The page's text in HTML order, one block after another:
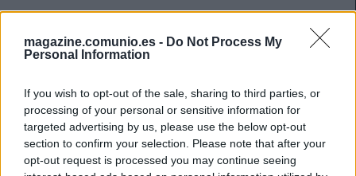
magazine.comunio.es - Do Not Process My
Personal Information
If you wish to opt-out of the sale, sharing to third parties, or
processing of your personal or sensitive information for
targeted advertising by us, please use the below opt-out
section to confirm your selection. Please note that after your
opt-out request is processed you may continue seeing